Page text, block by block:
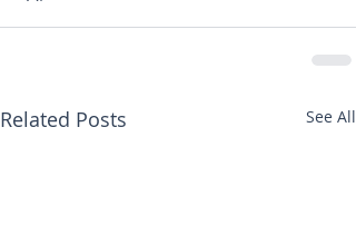
Related Posts See All